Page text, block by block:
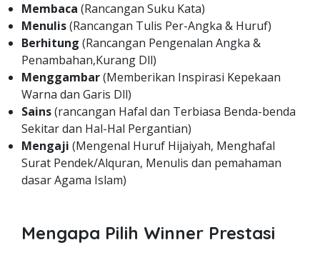
Membaca (Rancangan Suku Kata)
Menulis(Rancangan Tulis Per-Angka & Huruf)
Berhitung (Rancangan Pengenalan Angka &
Penambahan,Kurang Dll)
Menggambar(Memberikan Inspirasi Kepekaan
Warna dan Garis Dll)
Sains(rancangan Hafal dan Terbiasa Benda-benda
Sekitar dan Hal-Hal Pergantian)
Mengaji (Mengenal Huruf Hijaiyah, Menghafal
Surat Pendek/Alquran, Menulis dan pemahaman
dasar Agama Islam)
Mengapa Pilih Winner Prestasi